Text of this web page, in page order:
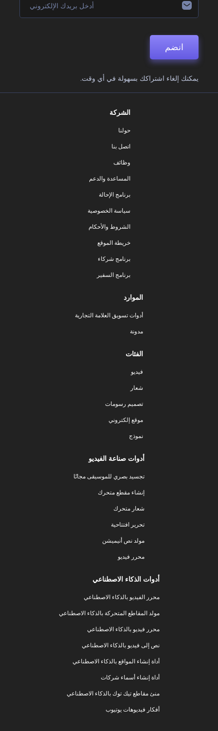
انضم
يمكنك إلغاء اشتراكك بسهولة في أي وقت.
الشركة
حولنا
اتصل بنا
وظائف
المساعدة والدعم
برنامج الإحالة
سياسة الخصوصية
الشروط والأحكام
خريطة الموقع
برنامج شركاء
برنامج السفير
الموارد
أدوات تسويق العلامة التجارية
مدونة
الفئات
فيديو
شعار
تصميم رسومات
موقع إلكتروني
نموذج
أدوات صناعة الفيديو
تجسيد بصري للموسيقى مجانًا
إنشاء مقطع متحرك
شعار متحرك
تحرير افتتاحية
مولد نص أنيميشن
محرر فيديو
أدوات الذكاء الاصطناعي
محرر الفيديو بالذكاء الاصطناعي
مولد المقاطع المتحركة بالذكاء الاصطناعي
محرر فيديو بالذكاء الاصطناعي
نص إلى فيديو بالذكاء الاصطناعي
أداة إنشاء المواقع بالذكاء الاصطناعي
أداة إنشاء أسماء شركات
منئ مقاطع تيك توك بالذكاء الاصطناعي
أفكار فيديوهات يوتيوب